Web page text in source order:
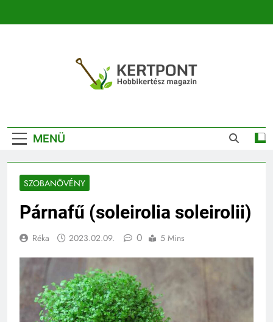
Kertészeti
Magazin |
Növénykereső És
Növényhatározó
MENÜ
SZOBANÖVÉNY
Párnafű (soleirolia soleirolii)
Réka 2023.02.09. 0 5 Mins